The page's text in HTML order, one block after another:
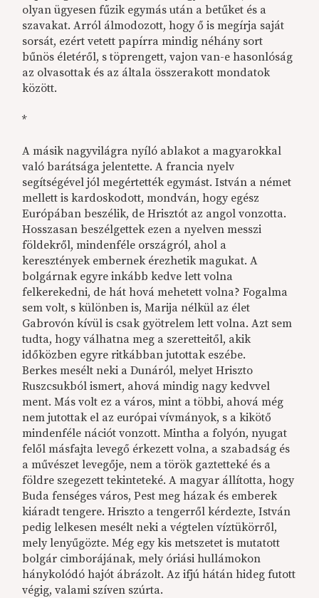
olyan ügyesen fűzik egymás után a betűket és a
szavakat. Arról álmodozott, hogy ő is megírja saját
sorsát, ezért vetett papírra mindig néhány sort
bűnös életéről, s töprengett, vajon van-e hasonlóság
az olvasottak és az általa összerakott mondatok
között.
*
A másik nagyvilágra nyíló ablakot a magyarokkal
való barátsága jelentette. A francia nyelv
segítségével jól megértették egymást. István a német
mellett is kardoskodott, mondván, hogy egész
Európában beszélik, de Hrisztót az angol vonzotta.
Hosszasan beszélgettek ezen a nyelven messzi
földekről, mindenféle országról, ahol a
keresztények embernek érezhetik magukat. A
bolgárnak egyre inkább kedve lett volna
felkerekedni, de hát hová mehetett volna? Fogalma
sem volt, s különben is, Marija nélkül az élet
Gabrovón kívül is csak gyötrelem lett volna. Azt sem
tudta, hogy válhatna meg a szeretteitől, akik
időközben egyre ritkábban jutottak eszébe.
Berkes mesélt neki a Dunáról, melyet Hriszto
Ruszcsukból ismert, ahová mindig nagy kedvvel
ment. Más volt ez a város, mint a többi, ahová még
nem jutottak el az európai vívmányok, s a kikötő
mindenféle nációt vonzott. Mintha a folyón, nyugat
felől másfajta levegő érkezett volna, a szabadság és
a művészet levegője, nem a török gaztetteké és a
földre szegezett tekinteteké. A magyar állította, hogy
Buda fenséges város, Pest meg házak és emberek
kiáradt tengere. Hriszto a tengerről kérdezte, István
pedig lelkesen mesélt neki a végtelen víztükörről,
mely lenyűgözte. Még egy kis metszetet is mutatott
bolgár cimborájának, mely óriási hullámokon
hánykolódó hajót ábrázolt. Az ifjú hátán hideg futott
végig, valami szíven szúrta.